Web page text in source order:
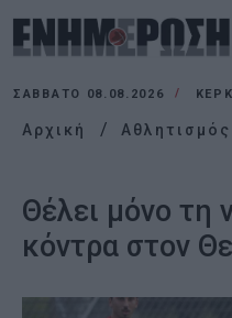
ΣΆΒΒΑΤΟ 08.08.2026
Αρχική Αθλητισμός
Θέλει μόνο τη
κόντρα στον